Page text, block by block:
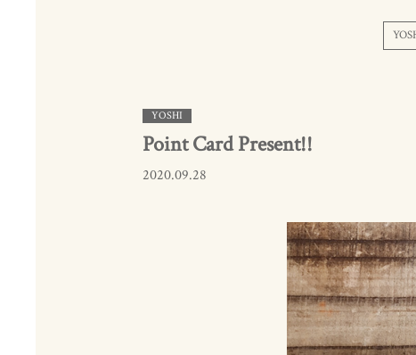
YOSHI
Point Card Present!!
2020.09.28